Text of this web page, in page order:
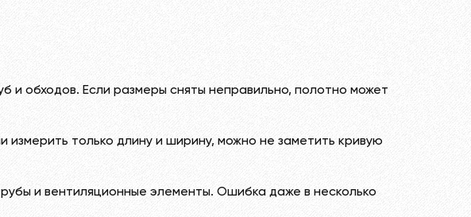
и обходов. Если размеры сняты неправильно, полотно может
только длину и ширину, можно не заметить кривую
и вентиляционные элементы. Ошибка даже в несколько